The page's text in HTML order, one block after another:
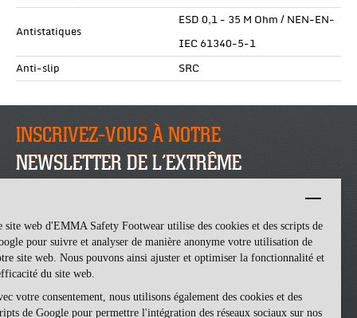
site web d'EMMA Safety Footwear utilise des cookies et des scripts de
pour suivre et analyser de manière anonyme votre utilisation de
site web. Nous pouvons ainsi ajuster et optimiser la fonctionnalité et
du site web.
votre consentement, nous utilisons également des cookies et des
de Google pour permettre l'intégration des réseaux sociaux sur nos
Antistatiques
ESD 0,1 - 35 M Ohm / NEN-EN-
IEC 61340-5-1
Anti-slip
SRC
INSCRIVEZ-VOUS À NOTRE
NEWSLETTER DE L’EXTRÊME